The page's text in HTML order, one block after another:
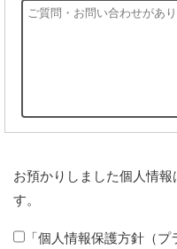
お預かりしました個人情
す。
「個人情報保護方針（